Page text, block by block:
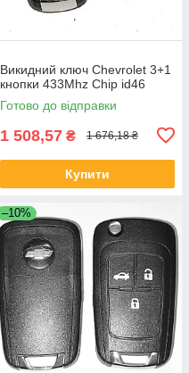
Викидний ключ Chevrolet 3+1
кнопки 433Mhz Chip id46
Готово до відправки
1 508,57 ₴ 1 676,18 ₴
Купити
–10%